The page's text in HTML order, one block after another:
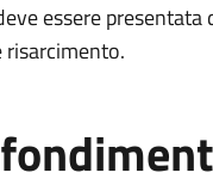
essere
risarcimento.